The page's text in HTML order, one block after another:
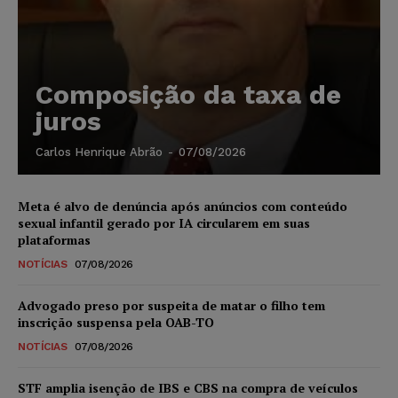
Composição da taxa de
juros
Carlos Henrique Abrão - 07/08/2026
Meta é alvo de denúncia após anúncios com conteúdo
sexual infantil gerado por IA circularem em suas
plataformas
NOTÍCIAS 07/08/2026
Advogado preso por suspeita de matar o filho tem
inscrição suspensa pela OAB-TO
NOTÍCIAS 07/08/2026
STF amplia isenção de IBS e CBS na compra de veículos